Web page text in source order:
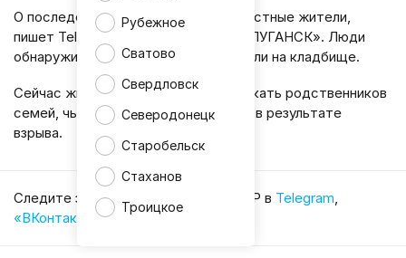
Рубежное
Сватово
Свердловск
Северодонецк
Старобельск
Стаханов
Троицкое
О последствиях удара сообщили местные жители,
пишет Telegram-канал «МЛНР LIVE ЛУГАНСК». Люди
обнаружили разрушения, когда пришли на кладбище.
Сейчас жители города помогают искать родственников
семей, чьи захоронения пострадали в результате
взрыва.
Cледите за главными новостями ЛНР в Telegram,
«ВКонтакте»,«Одноклассниках»